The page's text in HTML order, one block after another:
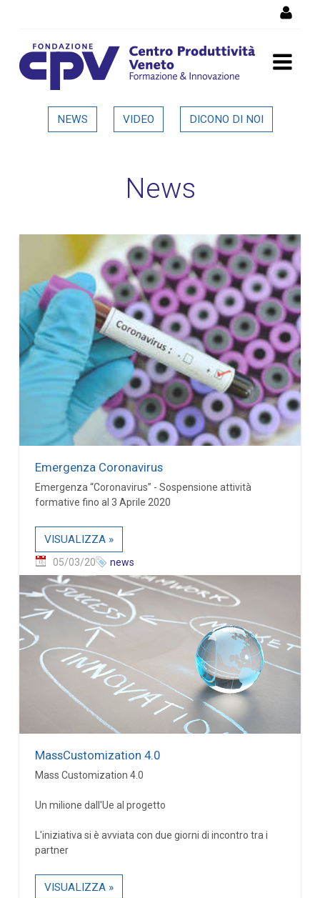
Dettaglio in evidenza
NEWS VIDEO DICONO DI NOI
News
Emergenza Coronavirus
Emergenza “Coronavirus” - Sospensione attività
formative fino al 3 Aprile 2020
VISUALIZZA »
05/03/20 news
MassCustomization 4.0
Mass Customization 4.0
Un milione dall'Ue al progetto
L'iniziativa si è avviata con due giorni di incontro tra i
partner
VISUALIZZA »